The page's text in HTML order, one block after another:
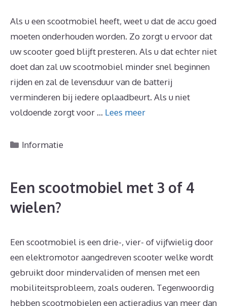
Als u een scootmobiel heeft, weet u dat de accu goed
moeten onderhouden worden. Zo zorgt u ervoor dat
uw scooter goed blijft presteren. Als u dat echter niet
doet dan zal uw scootmobiel minder snel beginnen
rijden en zal de levensduur van de batterij
verminderen bij iedere oplaadbeurt. Als u niet
voldoende zorgt voor … Lees meer
Categorieën
Informatie
Een scootmobiel met 3 of 4
wielen?
Een scootmobiel is een drie-, vier- of vijfwielig door
een elektromotor aangedreven scooter welke wordt
gebruikt door mindervaliden of mensen met een
mobiliteitsprobleem, zoals ouderen. Tegenwoordig
hebben scootmobielen een actieradius van meer dan